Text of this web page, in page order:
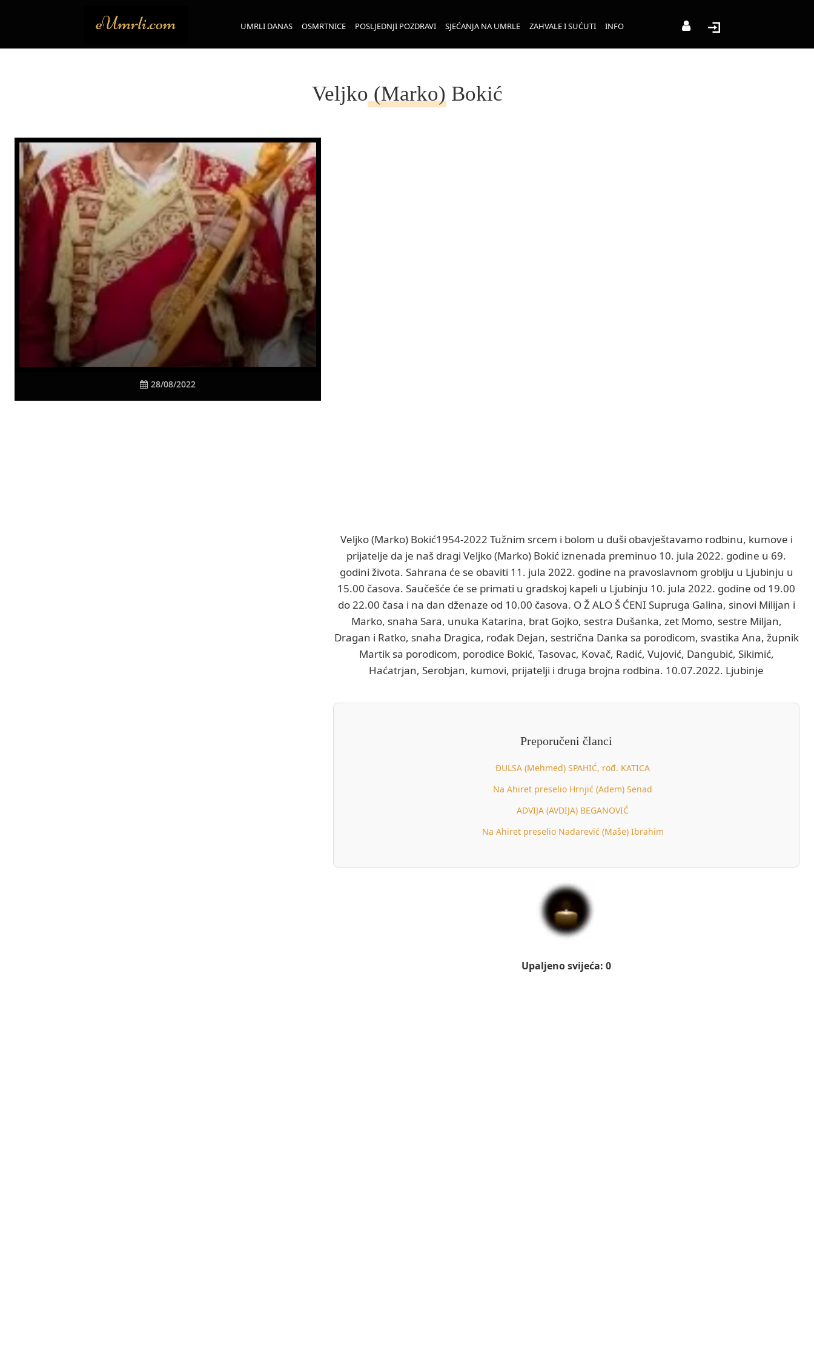
UMRLI DANAS OSMRTNICE POSLJEDNJI POZDRAVI SJEĆANJA NA UMRLE ZAHVALE I SUĆUTI INFO
Veljko (Marko) Bokić
28/08/2022
Veljko (Marko) Bokić1954-2022 Tužnim srcem i bolom u duši obavještavamo rodbinu, kumove i
prijatelje da je naš dragi Veljko (Marko) Bokić iznenada preminuo 10. jula 2022. godine u 69.
godini života. Sahrana će se obaviti 11. jula 2022. godine na pravoslavnom groblju u Ljubinju u
15.00 časova. Saučešće će se primati u gradskoj kapeli u Ljubinju 10. jula 2022. godine od 19.00
do 22.00 časa i na dan dženaze od 10.00 časova. O Ž ALO Š ĆENI Supruga Galina, sinovi Milijan i
Marko, snaha Sara, unuka Katarina, brat Gojko, sestra Dušanka, zet Momo, sestre Miljan,
Dragan i Ratko, snaha Dragica, rođak Dejan, sestrična Danka sa porodicom, svastika Ana, župnik
Martik sa porodicom, porodice Bokić, Tasovac, Kovač, Radić, Vujović, Dangubić, Sikimić,
Haćatrjan, Serobjan, kumovi, prijatelji i druga brojna rodbina. 10.07.2022. Ljubinje
Preporučeni članci
ĐULSA (Mehmed) SPAHIĆ, rođ. KATICA
Na Ahiret preselio Hrnjić (Adem) Senad
ADVIJA (AVDIJA) BEGANOVIĆ
Na Ahiret preselio Nadarević (Maše) Ibrahim
Upaljeno svijeća: 0